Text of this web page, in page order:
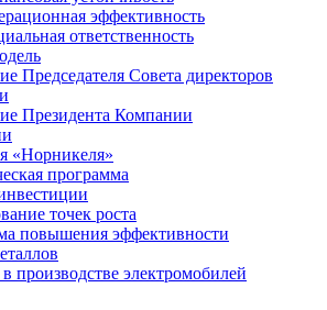
эффективность
ответственность
Председателя Совета директоров
Президента Компании
«Норникеля»
программа
точек роста
повышения эффективности
производстве электромобилей